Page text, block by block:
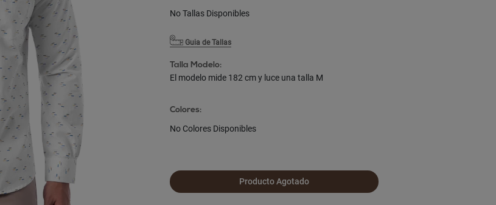
No Tallas Disponibles
Guia de Tallas
Talla Modelo:
El modelo mide 182 cm y luce una talla M
Colores:
No Colores Disponibles
Producto Agotado